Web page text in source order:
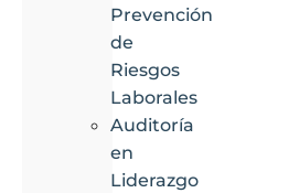
Prevención
de
Riesgos
Laborales
Auditoría
en
Liderazgo